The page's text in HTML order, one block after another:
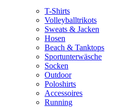
T-Shirts
Volleyballtrikots
Sweats & Jacken
Hosen
Beach & Tanktops
Sportunterwäsche
Socken
Outdoor
Poloshirts
Accessoires
Running